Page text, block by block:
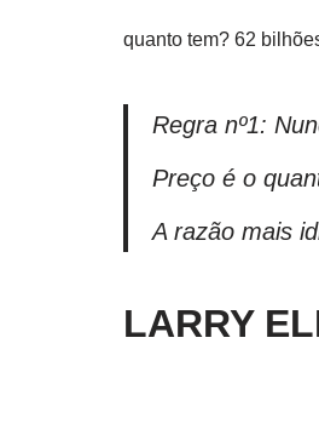
quanto tem? 62
Regra nº1:
Preço é o
A razão mais
LARRY